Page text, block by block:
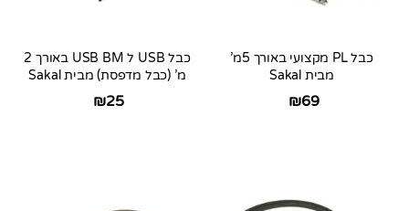
כבל PL מקצועי באורך 5מ’
מבית Sakal
₪69
כבל USB ל USB BM באורך 2
מ’ (כבל מדפסת) מבית Sakal
₪25